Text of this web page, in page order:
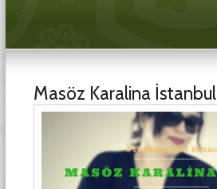
Masöz Karalina İstanbul